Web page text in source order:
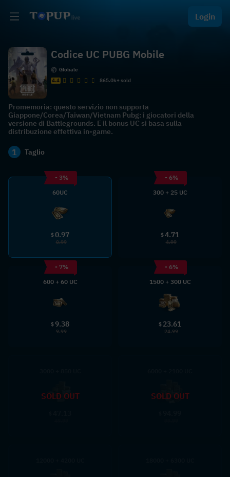
Login
Codice UC PUBG Mobile
Globale
4.4
865.0k+ sold
Promemoria: questo servizio non supporta
Giappone/Corea/Taiwan/Vietnam Pubg: i giocatori della
versione di Battlegrounds. E il bonus UC si basa sulla
distribuzione effettiva in-game.
1 Taglio
- 3%
60UC
$0.97
0.99
- 6%
300 + 25 UC
$4.71
4.99
- 7%
600 + 60 UC
$9.38
9.99
- 6%
1500 + 300 UC
$ 23.61
24.99
SOLD OUT SOLD OUT